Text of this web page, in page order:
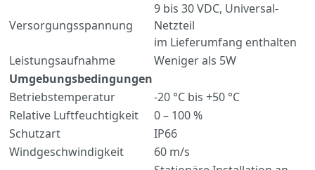
Versorgungsspannung
9 bis 30 VDC, Universal-
Netzteil
im Lieferumfang enthalten
Leistungsaufnahme
Weniger als 5W
Umgebungsbedingungen
Betriebstemperatur
-20 °C bis +50 °C
Relative Luftfeuchtigkeit
0 – 100 %
Schutzart
IP66
Windgeschwindigkeit
60 m/s